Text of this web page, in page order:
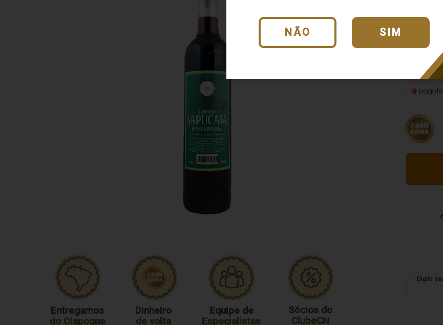
NÃO SIM
Entregamos
do Oiapoque
Dinheiro
de volta
Equipe de
Especialistas
Sócios do
ClubeCN
R$